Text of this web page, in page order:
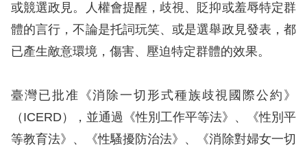
最
新
消
權
業
或競選政見。人權會提醒，歧視、貶抑或羞辱特定群
體的言行，不論是托詞玩笑、或是選舉政見發表，都
已產生敵意環境，傷害、壓迫特定群體的效果。
臺灣已批准《消除一切形式種族歧視國際公約》
（ICERD），並通過《性別工作平等法》、《性別平
等教育法》、《性騷擾防治法》、《消除對婦女一切